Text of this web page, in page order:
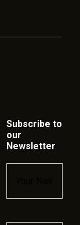
Subscribe to
our
Newsletter